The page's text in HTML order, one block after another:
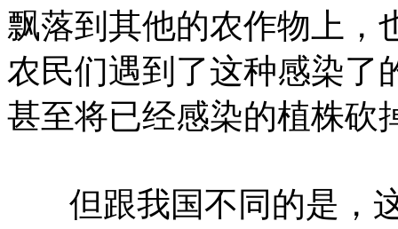
飘落到其他的农作物上，
农民们遇到了这种感染了
甚至将已经感染的植株砍
但跟我国不同的是，